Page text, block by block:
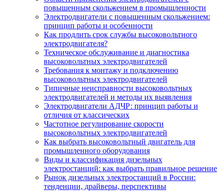
повышенным скольжением в промышленности
Электродвигатели с повышенным скольжением:
принцип работы и особенности
Как продлить срок службы высоковольтного
электродвигателя?
Техническое обслуживание и диагностика
высоковольтных электродвигателей
Требования к монтажу и подключению
высоковольтных электродвигателей
Типичные неисправности высоковольтных
электродвигателей и методы их выявления
Электродвигатели АДЧР: принцип работы и
отличия от классических
Частотное регулирование скорости
высоковольтных электродвигателей
Как выбрать высоковольтный двигатель для
промышленного оборудования
Виды и классификация дизельных
электростанций: как выбрать правильное решение
Рынок дизельных электростанций в России:
тенденции, драйверы, перспективы